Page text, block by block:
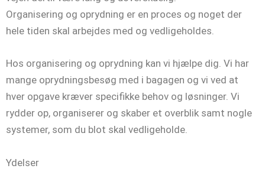
Organisering og oprydning er en proces og noget der
hele tiden skal arbejdes med og vedligeholdes.
Hos organisering og oprydning kan vi hjælpe dig. Vi har
mange oprydningsbesøg med i bagagen og vi ved at
hver opgave kræver specifikke behov og løsninger. Vi
rydder op, organiserer og skaber et overblik samt nogle
systemer, som du blot skal vedligeholde.
Ydelser